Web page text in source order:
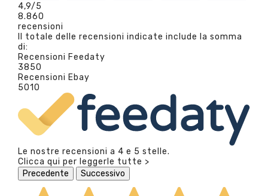
4,9/5
8.860
recensioni
Il totale delle recensioni indicate include la somma
di:
Recensioni Feedaty
3850
Recensioni Ebay
5010
Le nostre recensioni a 4 e 5 stelle.
Clicca qui per leggerle tutte >
Precedente
Successivo